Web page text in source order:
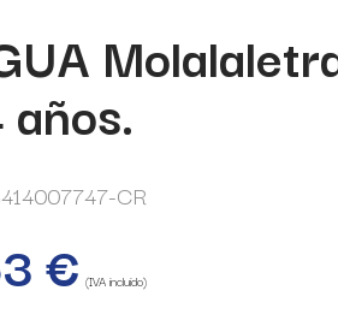
CR
€ (IVA incluido)